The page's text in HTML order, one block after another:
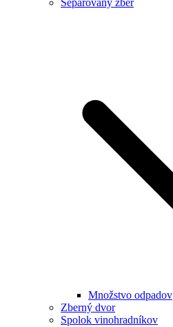
Separovaný zber
Množstvo odpadov
Zberný dvor
Spolok vinohradníkov